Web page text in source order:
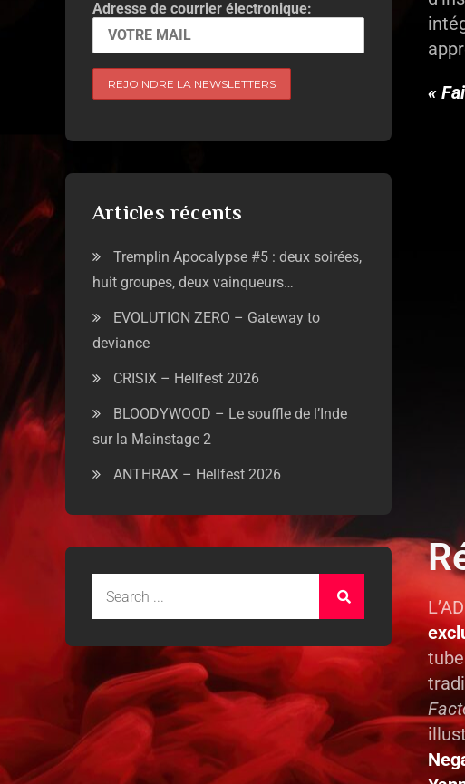
«
Adresse de courrier électronique:
Articles récents
Tremplin Apocalypse #5 : deux soirées,
huit groupes, deux vainqueurs…
EVOLUTION ZERO – Gateway to
deviance
CRISIX – Hellfest 2026
BLOODYWOOD – Le souffle de l’Inde
sur la Mainstage 2
ANTHRAX – Hellfest 2026